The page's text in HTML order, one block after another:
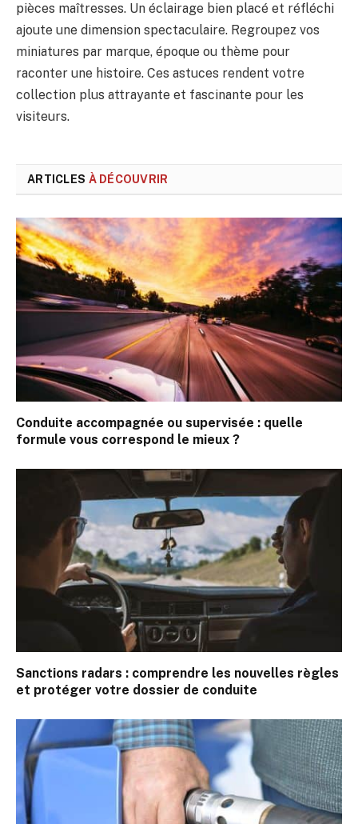
pièces maîtresses. Un éclairage bien placé et réfléchi
ajoute une dimension spectaculaire. Regroupez vos
miniatures par marque, époque ou thème pour
raconter une histoire. Ces astuces rendent votre
collection plus attrayante et fascinante pour les
visiteurs.
ARTICLES À DÉCOUVRIR
Conduite accompagnée ou supervisée : quelle
formule vous correspond le mieux ?
Sanctions radars : comprendre les nouvelles règles
et protéger votre dossier de conduite